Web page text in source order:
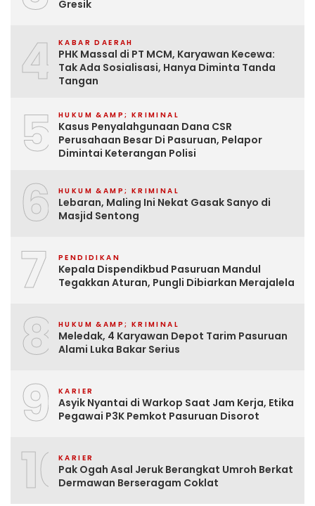
Gresik
4 KABAR DAERAH
PHK Massal di PT MCM, Karyawan Kecewa:
Tak Ada Sosialisasi, Hanya Diminta Tanda
Tangan
5 HUKUM &AMP; KRIMINAL
Kasus Penyalahgunaan Dana CSR
Perusahaan Besar Di Pasuruan, Pelapor
Dimintai Keterangan Polisi
6 HUKUM &AMP; KRIMINAL
Lebaran, Maling Ini Nekat Gasak Sanyo di
Masjid Sentong
7 PENDIDIKAN
Kepala Dispendikbud Pasuruan Mandul
Tegakkan Aturan, Pungli Dibiarkan Merajalela
8 HUKUM &AMP; KRIMINAL
Meledak, 4 Karyawan Depot Tarim Pasuruan
Alami Luka Bakar Serius
9 KARIER
Asyik Nyantai di Warkop Saat Jam Kerja, Etika
Pegawai P3K Pemkot Pasuruan Disorot
10KARIER
Pak Ogah Asal Jeruk Berangkat Umroh Berkat
Dermawan Berseragam Coklat